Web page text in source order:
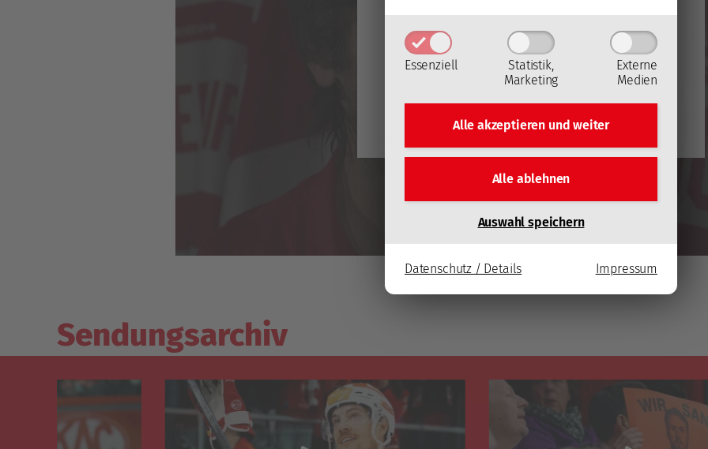
Essenziell
Statistik,
Marketing
Externe
Medien
Alle akzeptieren undweiter
Alle ablehnen
Auswahl speichern
Datenschutz / Details Impressum
Datenschutzerklärung von YouTube
(Öffnet in
neuem Fenster)
Video laden
YouTube immer automatisch laden
Sendungsarchiv